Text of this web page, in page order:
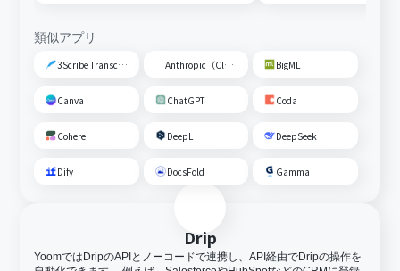
類似アプリ
3Scribe Transcription Anthropic（Claude） BigML
Canva ChatGPT Coda
Cohere DeepL DeepSeek
Dify DocsFold Gamma
Drip
YoomではDripのAPIとノーコードで連携し、API経由でDripの操作を